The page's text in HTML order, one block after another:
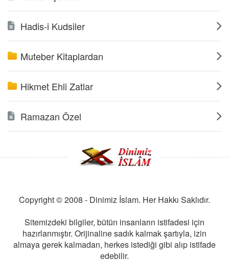
Hadis-i Kudsiler
Muteber Kitaplardan
Hikmet Ehli Zatlar
Ramazan Özel
Copyright © 2008 - Dinimiz İslam. Her Hakkı Saklıdır.
Sitemizdeki bilgiler, bütün insanların istifadesi için
hazırlanmıştır. Orijinaline sadık kalmak şartıyla, izin
almaya gerek kalmadan, herkes istediği gibi alıp istifade
edebilir.